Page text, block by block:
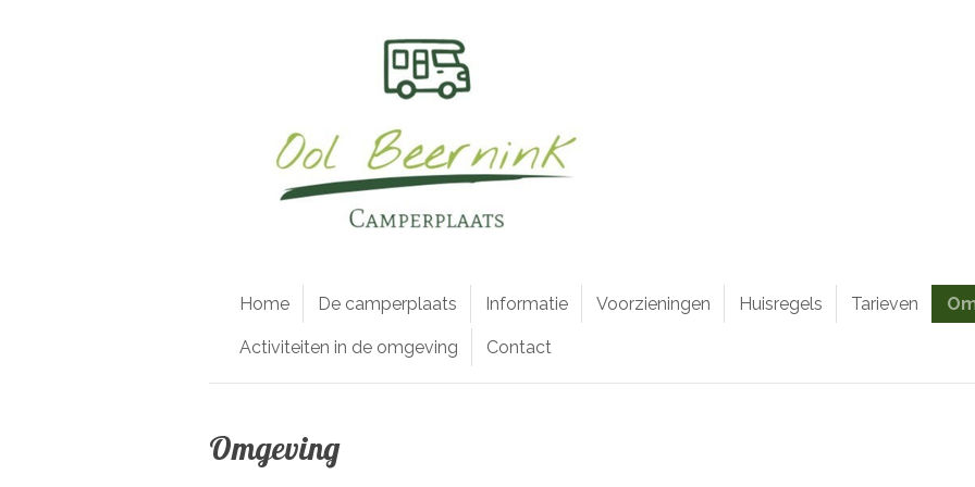
Home De camperplaats Informatie Voorzieningen Huisregels Tarieven
Activiteiten in de omgeving Contact
Omgeving